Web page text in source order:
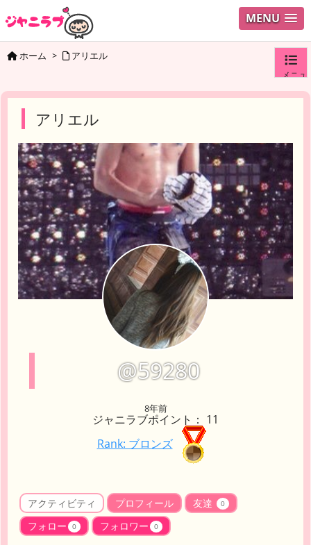
MENU
メニュ
ユーザ
検索
ホーム > アリエル
アリエル
@59280
8年前
ジャニラブポイント： 11
Rank: ブロンズ
アクティビティ プロフィール 友達 0
フォロー 0 フォロワー 0